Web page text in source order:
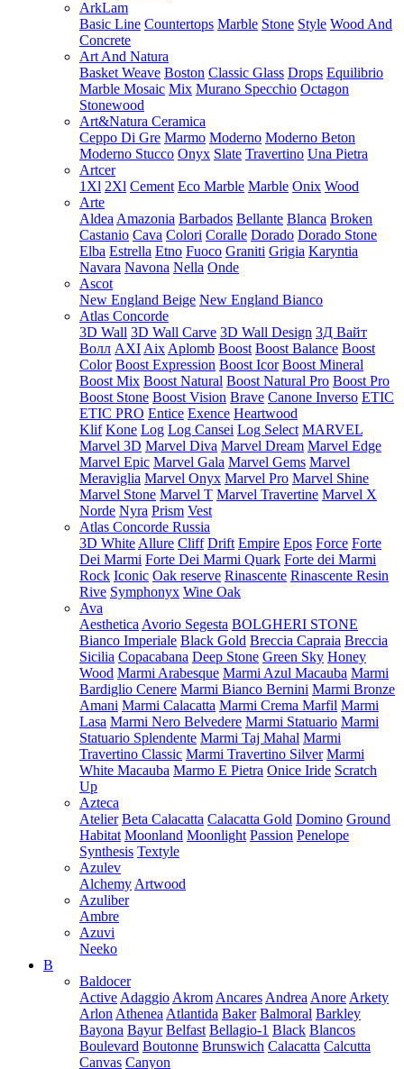
ArkLam
Basic Line Countertops Marble Stone Style Wood And
Concrete
Art And Natura
Basket Weave Boston Classic Glass Drops Equilibrio
Marble Mosaic Mix Murano Specchio Octagon
Stonewood
Art&Natura Ceramica
Ceppo Di Gre Marmo Moderno Moderno Beton
Moderno Stucco Onyx Slate Travertino Una Pietra
Artcer
1Xl 2Xl Cement Eco Marble Marble Onix Wood
Arte
Aldea Amazonia Barbados Bellante Blanca Broken
Castanio Cava Colori Coralle Dorado Dorado Stone
Elba Estrella Etno Fuoco Graniti Grigia Karyntia
Navara Navona Nella Onde
Ascot
New England Beige New England Bianco
Atlas Concorde
3D Wall 3D Wall Carve 3D Wall Design 3Д Вайт
Волл AXI Aix Aplomb Boost Boost Balance Boost
Color Boost Expression Boost Icor Boost Mineral
Boost Mix Boost Natural Boost Natural Pro Boost Pro
Boost Stone Boost Vision Brave Canone Inverso ETIC
ETIC PRO Entice Exence Heartwood
Klif Kone Log Log Cansei Log Select MARVEL
Marvel 3D Marvel Diva Marvel Dream Marvel Edge
Marvel Epic Marvel Gala Marvel Gems Marvel
Meraviglia Marvel Onyx Marvel Pro Marvel Shine
Marvel Stone Marvel T Marvel Travertine Marvel X
Norde Nyra Prism Vest
Atlas Concorde Russia
3D White Allure Cliff Drift Empire Epos Force Forte
Dei Marmi Forte Dei Marmi Quark Forte dei Marmi
Rock Iconic Oak reserve Rinascente Rinascente Resin
Rive Symphonyx Wine Oak
Ava
Aesthetica Avorio Segesta BOLGHERI STONE
Bianco Imperiale Black Gold Breccia Capraia Breccia
Sicilia Copacabana Deep Stone Green Sky Honey
Wood Marmi Arabesque Marmi Azul Macauba Marmi
Bardiglio Cenere Marmi Bianco Bernini Marmi Bronze
Amani Marmi Calacatta Marmi Crema Marfil Marmi
Lasa Marmi Nero Belvedere Marmi Statuario Marmi
Statuario Splendente Marmi Taj Mahal Marmi
Travertino Classic Marmi Travertino Silver Marmi
White Macauba Marmo E Pietra Onice Iride Scratch
Up
Azteca
Atelier Beta Calacatta Calacatta Gold Domino Ground
Habitat Moonland Moonlight Passion Penelope
Synthesis Textyle
Azulev
Alchemy Artwood
Azuliber
Ambre
Azuvi
Neeko
B
Baldocer
Active Adaggio Akrom Ancares Andrea Anore Arkety
Arlon Athenea Atlantida Baker Balmoral Barkley
Bayona Bayur Belfast Bellagio-1 Black Blancos
Boulevard Boutonne Brunswich Calacatta Calcutta
Canvas Canyon